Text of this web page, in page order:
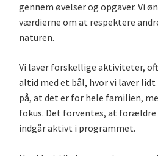
gennem øvelser og opgaver. Vi
værdierne om at respektere
naturen.
Vi laver forskellige aktiviteter,
altid med et bål, hvor vi laver
på, at det er for hele familien,
fokus. Det forventes, at forældre
indgår aktivt i programmet.